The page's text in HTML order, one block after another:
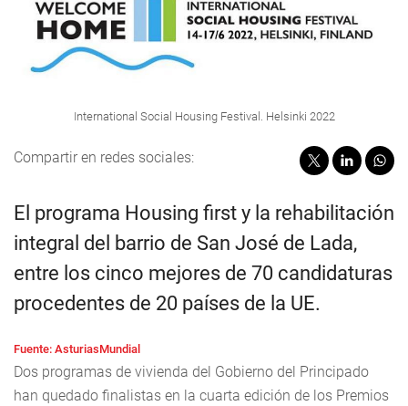
International Social Housing Festival. Helsinki 2022
Compartir en redes sociales:
El programa Housing first y la rehabilitación
integral del barrio de San José de Lada,
entre los cinco mejores de 70 candidaturas
procedentes de 20 países de la UE.
Fuente: AsturiasMundial
Dos programas de vivienda del Gobierno del Principado
han quedado finalistas en la cuarta edición de los Premios